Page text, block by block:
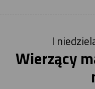
I
Wierzący